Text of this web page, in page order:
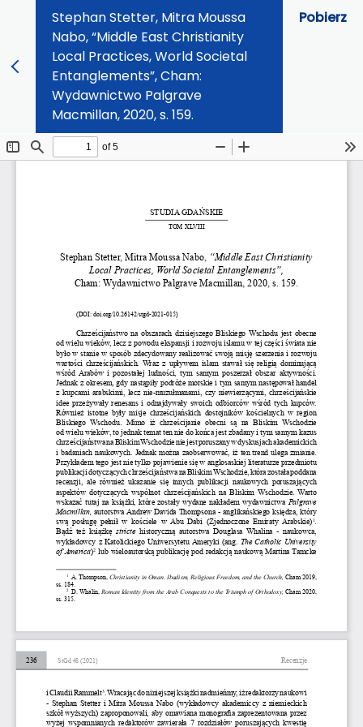
Stephan Stetter, Mitra Moussa
Nabo, “Middle East Christianity
Local Practices, World Societal
Entanglements”, Cham:
Wydawnictwo Palgrave
Macmillan, 2020, s. 159.
Pobierz